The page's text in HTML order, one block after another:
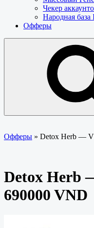
Чекер
Народная база
Офферы
Офферы » Detox Herb —
Detox
690000 VND